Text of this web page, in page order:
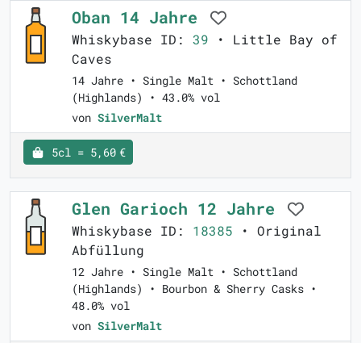
Oban 14 Jahre
Whiskybase ID: 39 • Little Bay of
Caves
14 Jahre • Single Malt • Schottland
(Highlands) • 43.0% vol
von SilverMalt
5cl = 5,60 €
Glen Garioch 12 Jahre
Whiskybase ID: 18385 • Original
Abfüllung
12 Jahre • Single Malt • Schottland
(Highlands) • Bourbon & Sherry Casks •
48.0% vol
von SilverMalt